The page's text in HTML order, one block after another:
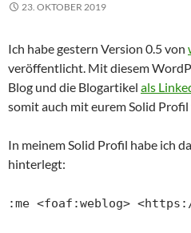
23. OKTOBER 2019
Ich habe gestern Version 0.5 von
veröffentlicht. Mit diesem
Blog und die Blogartikel als
somit auch mit eurem Solid
In meinem Solid Profil habe ich
hinterlegt:
:me <foaf:weblog>